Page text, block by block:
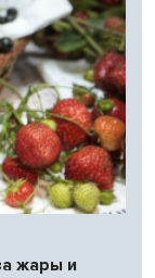
жары и